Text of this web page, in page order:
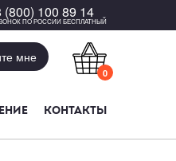
(800) 100 89 14
ПО РОССИИ БЕСПЛАТНЫЙ
мне
0
КОНТАКТЫ